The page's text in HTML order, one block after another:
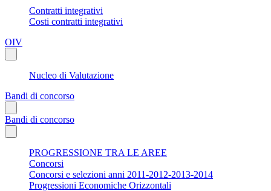
Contratti integrativi
Costi contratti integrativi
OIV
Nucleo di Valutazione
Bandi di concorso
Bandi di concorso
PROGRESSIONE TRA LE AREE
Concorsi
Concorsi e selezioni anni 2011-2012-2013-2014
Progressioni Economiche Orizzontali